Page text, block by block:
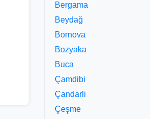
Bergama
Beydağ
Bornova
Bozyaka
Buca
Çamdibi
Çandarli
Çeşme